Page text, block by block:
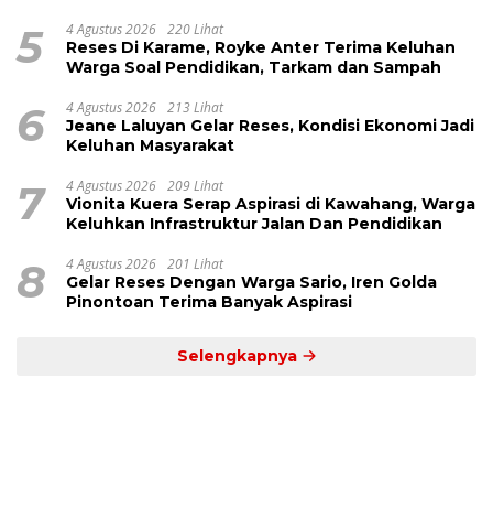
5 4 Agustus 2026 220 Lihat
Reses Di Karame, Royke Anter Terima Keluhan
Warga Soal Pendidikan, Tarkam dan Sampah
6 4 Agustus 2026 213 Lihat
Jeane Laluyan Gelar Reses, Kondisi Ekonomi Jadi
Keluhan Masyarakat
7 4 Agustus 2026 209 Lihat
Vionita Kuera Serap Aspirasi di Kawahang, Warga
Keluhkan Infrastruktur Jalan Dan Pendidikan
8 4 Agustus 2026 201 Lihat
Gelar Reses Dengan Warga Sario, Iren Golda
Pinontoan Terima Banyak Aspirasi
Selengkapnya